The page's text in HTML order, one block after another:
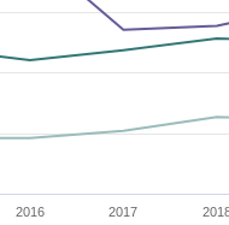
2016 2017